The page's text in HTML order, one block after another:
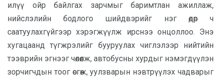
илүү ойр байлгах зарчмыг баримтлан ажиллаж,
нийслэлийн бодлого шийдвэрийг нэг өдөр ч
саатуулахгүйгээр хэрэгжүүлж ирснээ онцоллоо. Энэ
хугацаанд түгжрэлийг бууруулах чиглэлээр нийтийн
тээврийн эгнээг чөлөөлж, автобусны хурдыг нэмэгдүүлэн
зорчигчдын тоог өсгөж, уулзварын нэвтрүүлэх чадварыг